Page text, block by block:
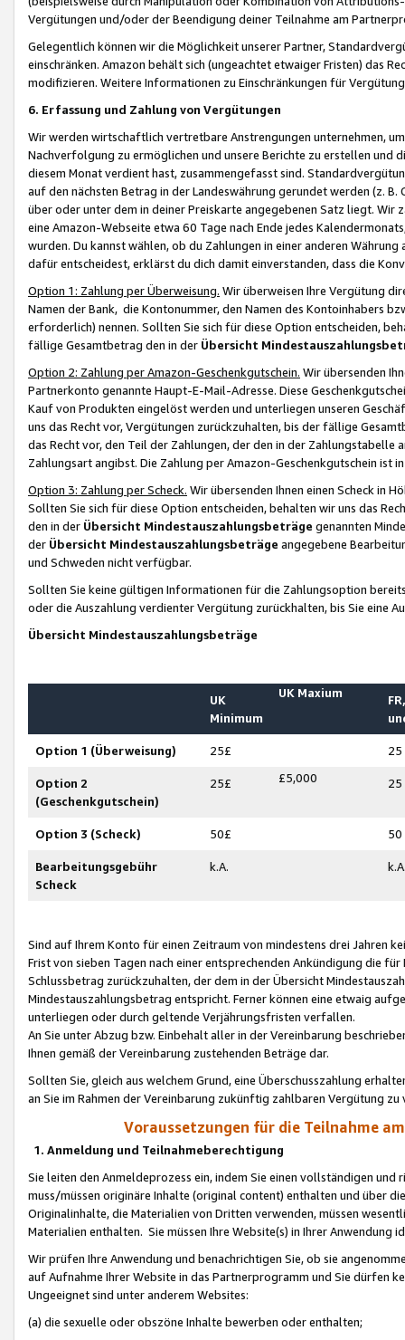
Vergütungen und/oder der Beendigung deiner Teilnahme am
Gelegentlich können wir die Möglichkeit unserer Partner,
einschränken. Amazon behält sich (ungeachtet etwaiger Fristen) das
modifizieren. Weitere Informationen zu Einschränkungen für
6. Erfassung und Zahlung von Vergütungen
Wir werden wirtschaftlich vertretbare Anstrengungen unternehmen,
Nachverfolgung zu ermöglichen und unsere Berichte zu erstellen und
diesem Monat verdient hast, zusammengefasst sind.
auf den nächsten Betrag in der Landeswährung gerundet werden (z.
über oder unter dem in deiner Preiskarte angegebenen Satz liegt.
eine Amazon-Webseite etwa 60 Tage nach Ende jedes
wurden. Du kannst wählen, ob du Zahlungen in einer anderen
dafür entscheidest, erklärst du dich damit einverstanden, dass die
Option 1: Zahlung per Überweisung. Wir überweisen Ihre Vergütung
Namen der Bank, die Kontonummer, den Namen des Kontoinhabers
erforderlich) nennen. Sollten Sie sich für diese Option entscheiden,
fällige Gesamtbetrag den in der Übersicht
Option 2: Zahlung per Amazon-Geschenkgutschein. Wir übersenden
Partnerkonto genannte Haupt-E-Mail-Adresse. Diese
Kauf von Produkten eingelöst werden und unterliegen unseren
uns das Recht vor, Vergütungen zurückzuhalten, bis der fällige
das Recht vor, den Teil der Zahlungen, der den in der
Zahlungsart angibst. Die Zahlung per Amazon-Geschenkgutschein ist
Option 3: Zahlung per Scheck. Wir übersenden Ihnen einen Scheck in
Sollten Sie sich für diese Option entscheiden, behalten wir uns das
den in der Übersicht Mindestauszahlungsbeträge genannten
der Übersicht Mindestauszahlungsbeträge angegebene
und Schweden nicht verfügbar.
Sollten Sie keine gültigen Informationen für die Zahlungsoption
oder die Auszahlung verdienter Vergütung zurückhalten, bis Sie
Übersicht Mindestauszahlungsbeträge
UK
Minimum
UK Maxium
Option 1 (Überweisung) 25£ 25
Option 2
(Geschenkgutschein)
25£ £5,000 25
Option 3 (Scheck) 50£ 50
Bearbeitungsgebühr
Scheck
k.A.
Sind auf Ihrem Konto für einen Zeitraum von mindestens drei Jahren
Frist von sieben Tagen nach einer entsprechenden Ankündigung die
Schlussbetrag zurückzuhalten, der dem in der Übersicht
Mindestauszahlungsbetrag entspricht. Ferner können eine etwaig
unterliegen oder durch geltende Verjährungsfristen verfallen.
An Sie unter Abzug bzw. Einbehalt aller in der Vereinbarung
Ihnen gemäß der Vereinbarung zustehenden Beträge dar.
Sollten Sie, gleich aus welchem Grund, eine Überschusszahlung
an Sie im Rahmen der Vereinbarung zukünftig zahlbaren Vergütung zu
Voraussetzungen für die Teilnahme
1. Anmeldung und Teilnahmeberechtigung
Sie leiten den Anmeldeprozess ein, indem Sie einen vollständigen
muss/müssen originäre Inhalte (original content) enthalten und über
Originalinhalte, die Materialien von Dritten verwenden, müssen
Materialien enthalten. Sie müssen Ihre Website(s) in Ihrer Anwendung
Wir prüfen Ihre Anwendung und benachrichtigen Sie, ob sie
auf Aufnahme Ihrer Website in das Partnerprogramm und Sie dürfen
Ungeeignet sind unter anderem Websites:
(a) die sexuelle oder obszöne Inhalte bewerben oder enthalten;